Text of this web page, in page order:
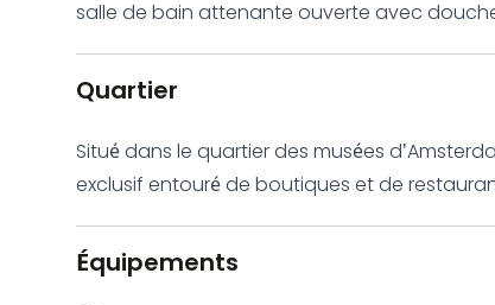
salle de bain attenante ouverte avec
télévision à écran plat (non visible sur les
ouverts, une cuisine moderne entièrement
de location flexibles sont disponibles pour
Quartier
Situé dans le quartier des musées
exclusif entouré de boutiques et de
ville animée.
Équipements